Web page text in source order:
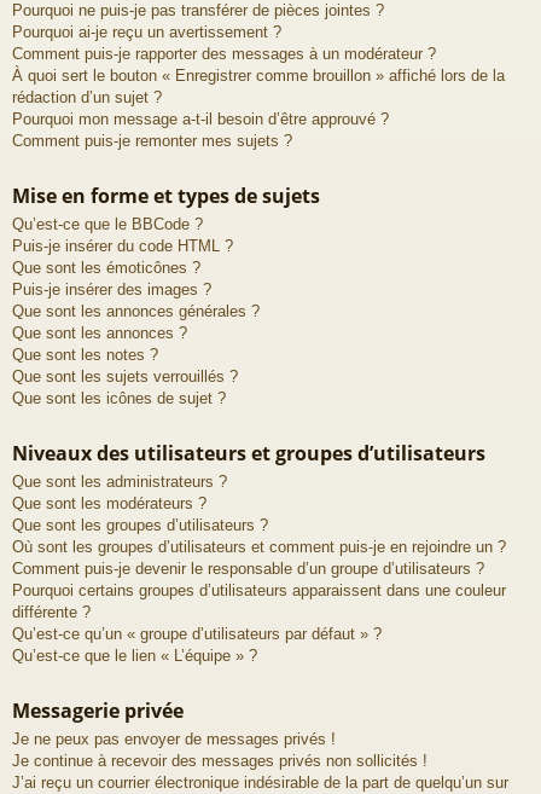
Pourquoi ne puis-je pas transférer de pièces jointes ?
Pourquoi ai-je reçu un avertissement ?
Comment puis-je rapporter des messages à un modérateur ?
À quoi sert le bouton « Enregistrer comme brouillon » affiché lors de la
rédaction d’un sujet ?
Pourquoi mon message a-t-il besoin d’être approuvé ?
Comment puis-je remonter mes sujets ?
Mise en forme et types de sujets
Qu’est-ce que le BBCode ?
Puis-je insérer du code HTML ?
Que sont les émoticônes ?
Puis-je insérer des images ?
Que sont les annonces générales ?
Que sont les annonces ?
Que sont les notes ?
Que sont les sujets verrouillés ?
Que sont les icônes de sujet ?
Niveaux des utilisateurs et groupes d’utilisateurs
Que sont les administrateurs ?
Que sont les modérateurs ?
Que sont les groupes d’utilisateurs ?
Où sont les groupes d’utilisateurs et comment puis-je en rejoindre un ?
Comment puis-je devenir le responsable d’un groupe d’utilisateurs ?
Pourquoi certains groupes d’utilisateurs apparaissent dans une couleur
différente ?
Qu’est-ce qu’un « groupe d’utilisateurs par défaut » ?
Qu’est-ce que le lien « L’équipe » ?
Messagerie privée
Je ne peux pas envoyer de messages privés !
Je continue à recevoir des messages privés non sollicités !
J’ai reçu un courrier électronique indésirable de la part de quelqu’un sur